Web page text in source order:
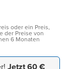
oder ein Preis,
der Preise von
6 Monaten